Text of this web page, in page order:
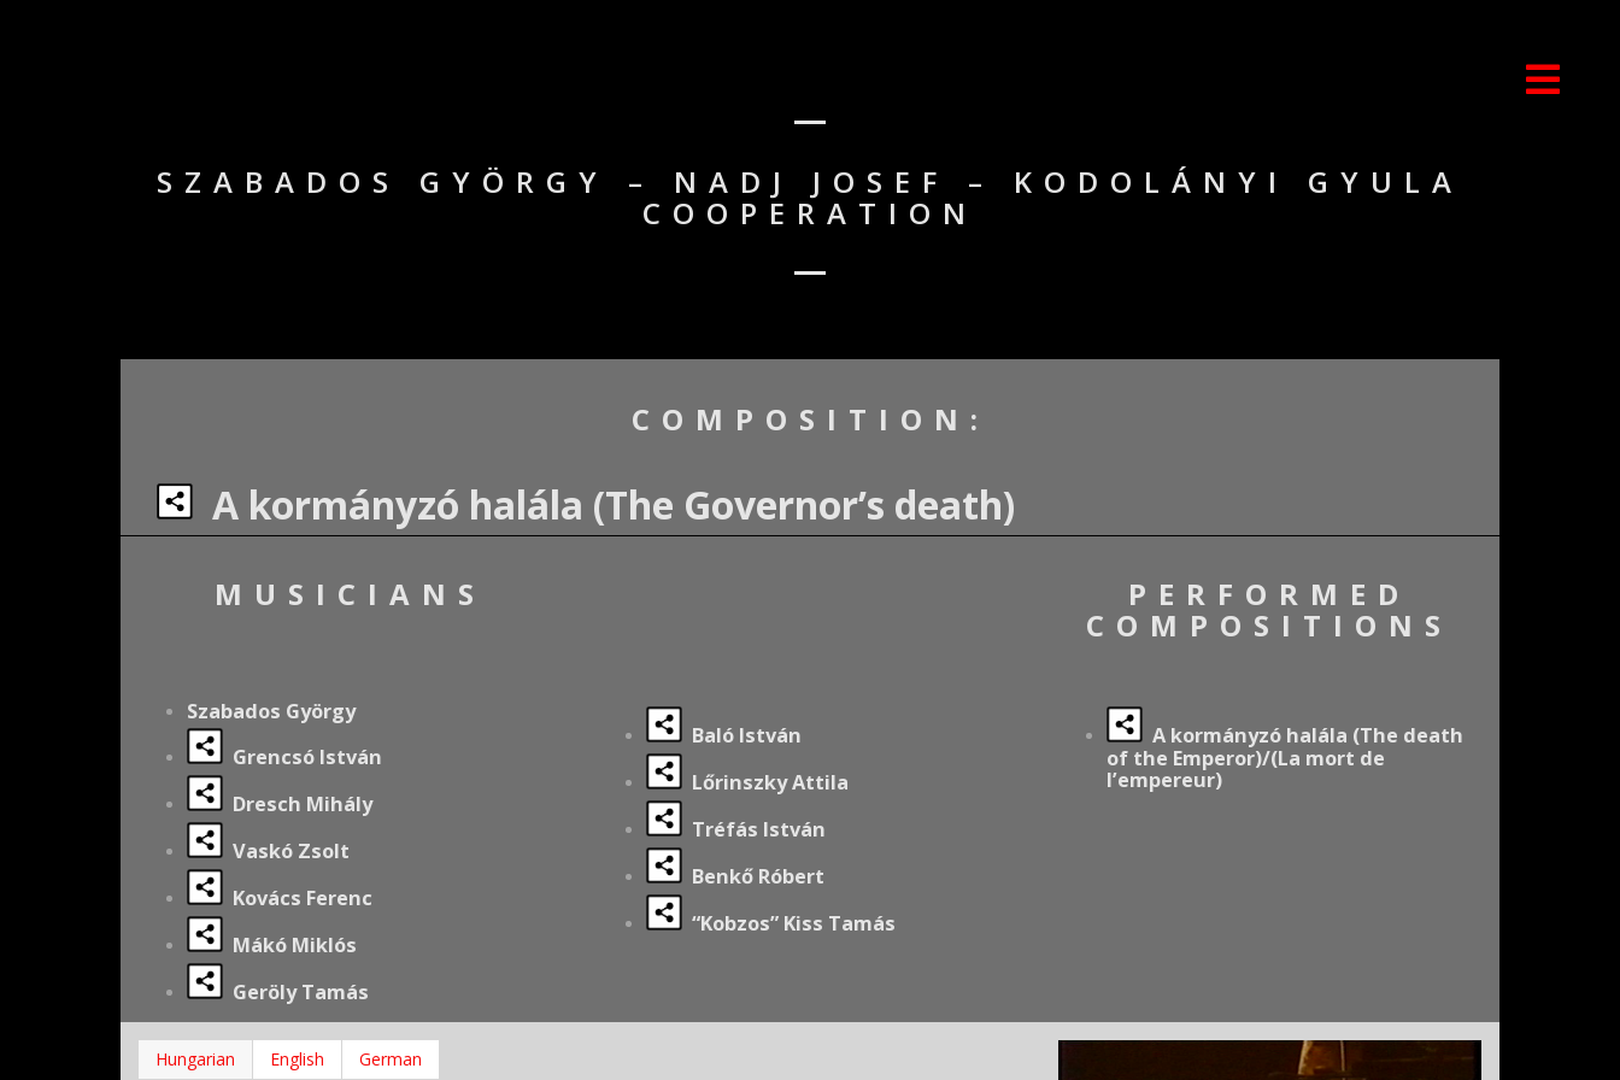
SZABADOS GYÖRGY – NADJ JOSEF – KODOLÁNYI GYULA
COOPERATION
COMPOSITION:
A kormányzó halála (The Governor’s death)
MUSICIANS PERFORMED
COMPOSITIONS
Szabados György
Grencsó István
Dresch Mihály
Vaskó Zsolt
Kovács Ferenc
Mákó Miklós
Geröly Tamás
Baló István
Lőrinszky Attila
Tréfás István
Benkő Róbert
“Kobzos” Kiss Tamás
A kormányzó halála (The death
of the Emperor)/(La mort de
l’empereur)
Hungarian English German